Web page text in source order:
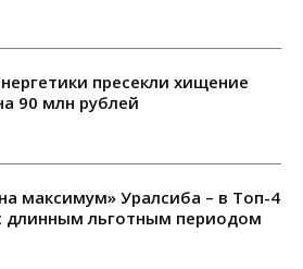
пресекли хищение
90 млн рублей
максимум» Уралсиба – в Топ-4
длинным льготным периодом